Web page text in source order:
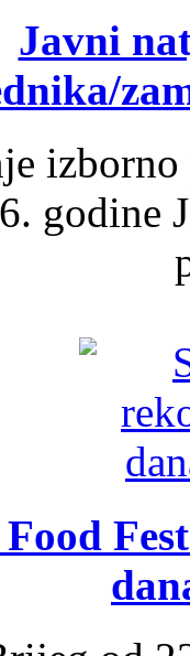
Javni
godine
Food